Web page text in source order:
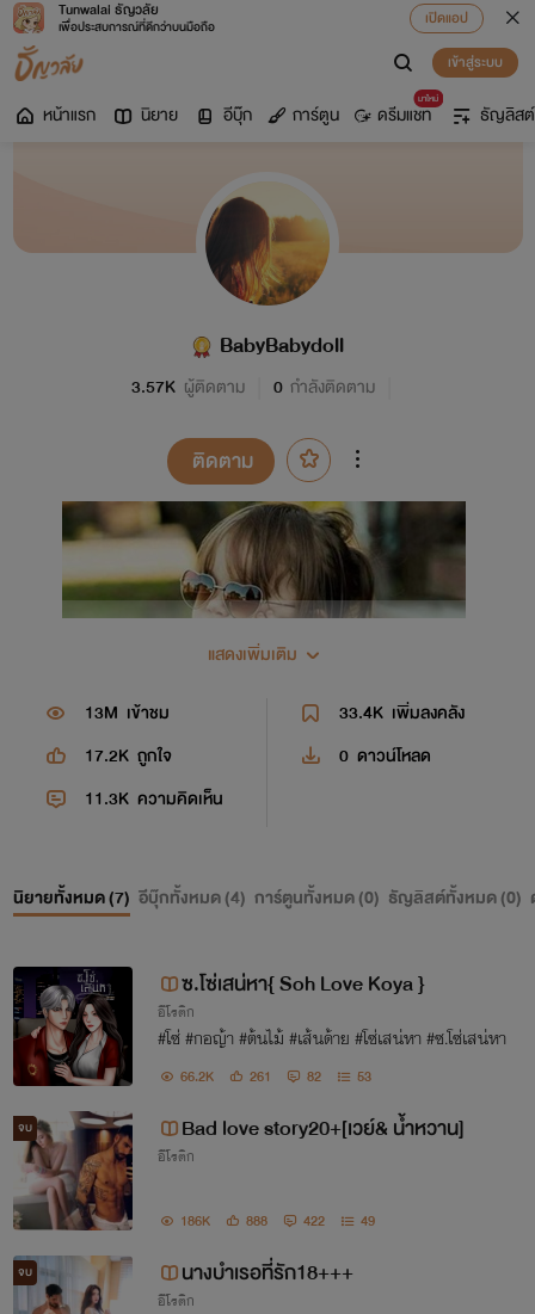
Tunwalai ธัญวลัย
เพื่อประสบการณ์ที่ดีกว่าบนมือถือ
เปิดแอป
เข้าสู่ระบบ
หน้าแรก นิยาย อีบุ๊ก การ์ตูน
มาใหม่
ดรีมแชท ธัญลิสต์
BabyBabydoll
3.57K ผู้ติดตาม 0 กำลังติดตาม
ติดตาม
ยินดีต้อนรับทุกคนเข้าสู่โลกนิยายของ เบบี้ค่ะ
ขอออกตัวก่อนว่า เบบี้ไม่ใช่นักเขียนนิยายมืออาชีพ
เบบี้แค่อยากจะลองเอาจินตนาการของตัวเองมา
แบ่งปันเท่านั้น
แสดงเพิ่มเติม
13M เข้าชม 33.4K เพิ่มลงคลัง
17.2K ถูกใจ 0 ดาวน์โหลด
11.3K ความคิดเห็น
นิยายทั้งหมด (7) อีบุ๊กทั้งหมด (4) การ์ตูนทั้งหมด (0) ธัญลิสต์ทั้งหมด (0)
ซ.โซ่เสน่หา{ Soh Love Koya }
อีโรติก
#โซ่ #กอญ้า #ต้นไม้ #เส้นด้าย #โซ่เสน่หา #ซ.โซ่เสน่หา
66.2K 261 82 53
จบ Bad love story20+[เวย์& น้ำหวาน]
อีโรติก
186K 888 422 49
จบ นางบำเรอที่รัก18+++
อีโรติก